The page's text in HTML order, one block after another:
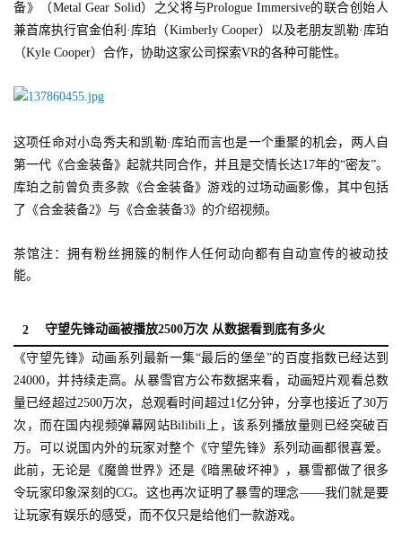
备》（Metal Gear Solid）之父将与Prologue Immersive的联合创始人
兼首席执行官金伯利·库珀（Kimberly Cooper）以及老朋友凯勒·库珀
（Kyle Cooper）合作，协助这家公司探索VR的各种可能性。
这项任命对小岛秀夫和凯勒·库珀而言也是一个重聚的机会，两人自
第一代《合金装备》起就共同合作，并且是交情长达17年的“密友”。
库珀之前曾负责多款《合金装备》游戏的过场动画影像，其中包括
了《合金装备2》与《合金装备3》的介绍视频。
茶馆注：拥有粉丝拥簇的制作人任何动向都有自动宣传的被动技
能。
2 守望先锋动画被播放2500万次 从数据看到底有多火
《守望先锋》动画系列最新一集“最后的堡垒”的百度指数已经达到
24000，并持续走高。从暴雪官方公布数据来看，动画短片观看总数
量已经超过2500万次，总观看时间超过1亿分钟，分享也接近了30万
次，而在国内视频弹幕网站Bilibili上，该系列播放量则已经突破百
万。可以说国内外的玩家对整个《守望先锋》系列动画都很喜爱。
此前，无论是《魔兽世界》还是《暗黑破坏神》，暴雪都做了很多
令玩家印象深刻的CG。这也再次证明了暴雪的理念——我们就是要
让玩家有娱乐的感受，而不仅只是给他们一款游戏。